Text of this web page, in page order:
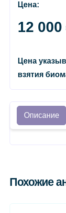
Цена:
12 000
Цена
взятия
Описание
Похожие